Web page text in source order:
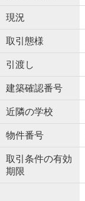
現況
取引態様
引渡し
建築確認番号
近隣の学校
物件番号
取引条件の有効
期限